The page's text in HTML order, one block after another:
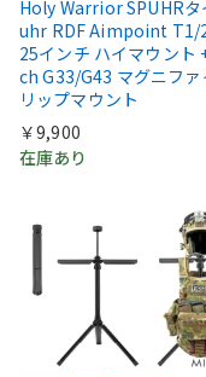
Holy Warrior SPUHRタ
uhr RDF Aimpoint T1/
25インチ ハイマウント
ch G33/G43 マグニファ
リップマウント
￥9,900
在庫あり